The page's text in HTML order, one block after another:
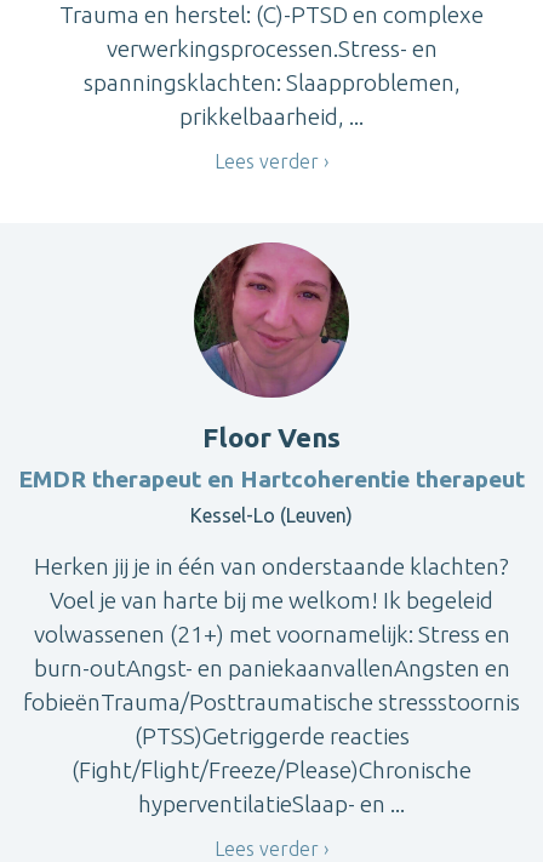
Trauma en herstel: (C)-PTSD en complexe
verwerkingsprocessen.Stress- en
spanningsklachten: Slaapproblemen,
prikkelbaarheid, ...
Lees verder
Floor Vens
EMDR therapeut en Hartcoherentie therapeut
Kessel-Lo (Leuven)
Herken jij je in één van onderstaande klachten?
Voel je van harte bij me welkom! Ik begeleid
volwassenen (21+) met voornamelijk: Stress en
burn-outAngst- en paniekaanvallenAngsten en
fobieënTrauma/Posttraumatische stressstoornis
(PTSS)Getriggerde reacties
(Fight/Flight/Freeze/Please)Chronische
hyperventilatieSlaap- en ...
Lees verder